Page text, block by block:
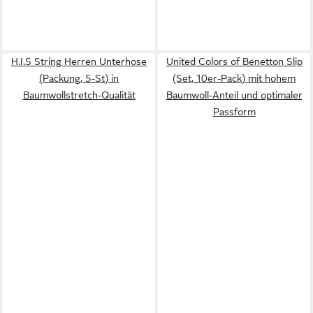
H.I.S String Herren Unterhose
(Packung, 5-St) in
Baumwollstretch-Qualität
United Colors of Benetton Slip
(Set, 10er-Pack) mit hohem
Baumwoll-Anteil und optimaler
Passform